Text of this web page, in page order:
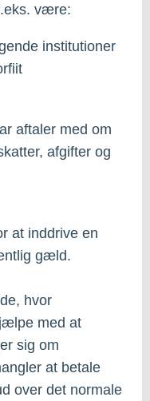
være:
institutioner
aftaler med om
afgifter og
at inddrive en
gæld.
hvor
med at
sig om
at betale
over det normale